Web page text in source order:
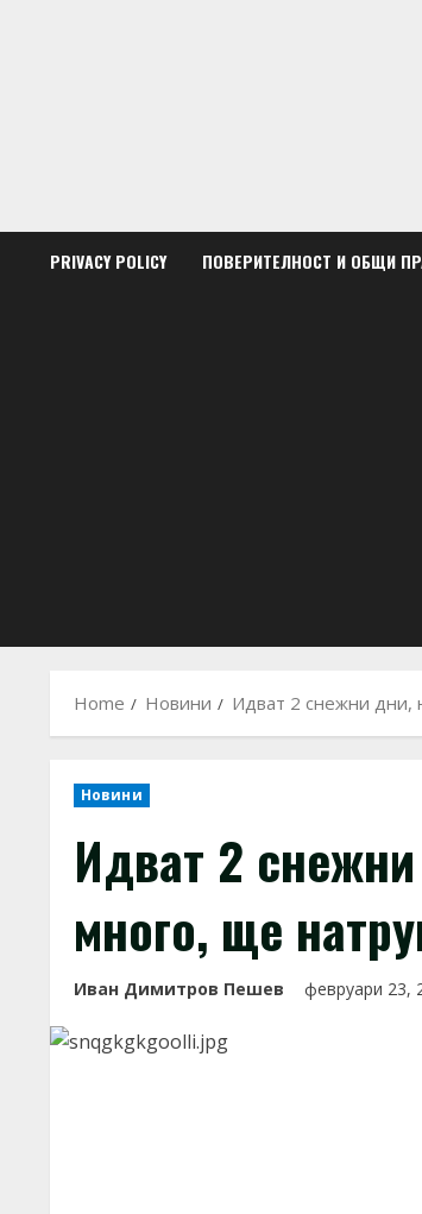
PRIVACY POLICY ПОВЕРИТЕЛНОСТ И ОБЩИ
Home Новини Идват 2 снежни дни,
Новини
Идват 2
много, ще
Иван Димитров Пешев февруари 23,